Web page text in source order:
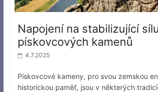
Napojení na stabilizující sílu
pískovcových kamenů
4.7.2025
Pískovcové kameny, pro svou zemskou
historickou paměť, jsou v některých